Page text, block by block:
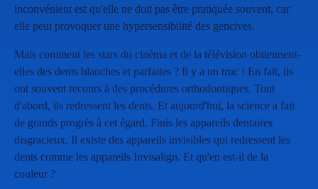
inconvénient est qu'elle ne doit pas être pratiquée souvent, car
elle peut provoquer une hypersensibilité des gencives.
Mais comment les stars du cinéma et de la télévision obtiennent-
elles des dents blanches et parfaites ? Il y a un truc ! En fait, ils
ont souvent recours à des procédures orthodontiques. Tout
d'abord, ils redressent les dents. Et aujourd'hui, la science a fait
de grands progrès à cet égard. Finis les appareils dentaires
disgracieux. Il existe des appareils invisibles qui redressent les
dents comme les appareils Invisalign. Et qu'en est-il de la
couleur ?